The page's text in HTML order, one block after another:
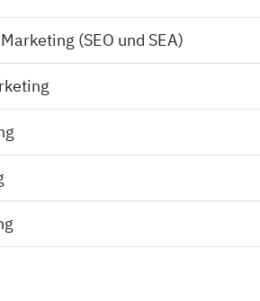
(SEO und SEA)